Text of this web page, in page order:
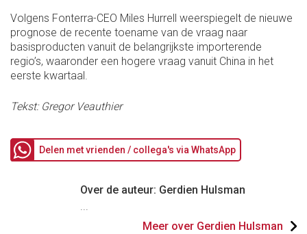
Volgens Fonterra-CEO Miles Hurrell weerspiegelt de nieuwe
prognose de recente toename van de vraag naar
basisproducten vanuit de belangrijkste importerende
regio’s, waaronder een hogere vraag vanuit China in het
eerste kwartaal.
Tekst: Gregor Veauthier
Delen met vrienden / collega's via WhatsApp
Over de auteur: Gerdien Hulsman
...
Meer over Gerdien Hulsman